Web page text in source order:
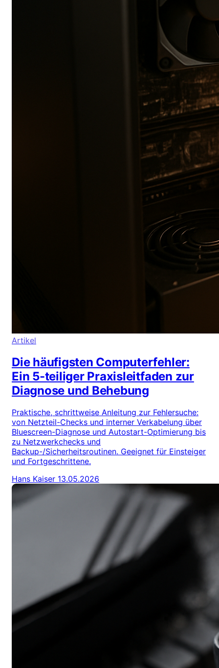
Artikel
Die häufigsten Computerfehler:
Ein 5-teiliger Praxisleitfaden zur
Diagnose und Behebung
Praktische, schrittweise Anleitung zur Fehlersuche:
von Netzteil-Checks und interner Verkabelung über
Bluescreen-Diagnose und Autostart-Optimierung bis
zu Netzwerkchecks und
Backup-/Sicherheitsroutinen. Geeignet für Einsteiger
und Fortgeschrittene.
Hans Kaiser 13.05.2026